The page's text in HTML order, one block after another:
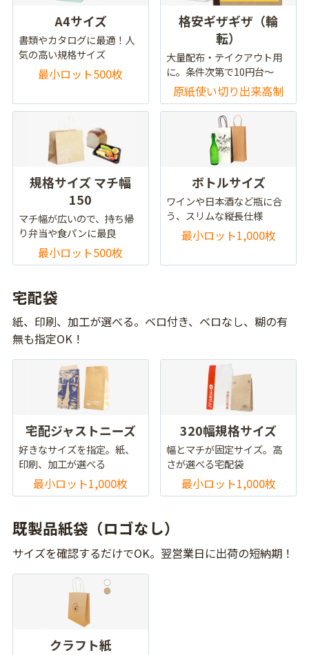
A4サイズ
書類やカタログに最適！人
気の高い規格サイズ
最小ロット500枚
格安ギザギザ（輪
転）
大量配布・テイクアウト用
に。条件次第で10円台～
原紙使い切り出来高制
規格サイズ マチ幅
150
マチ幅が広いので、持ち帰
り弁当や食パンに最良
最小ロット500枚
ボトルサイズ
ワインや日本酒など瓶に合
う、スリムな縦長仕様
最小ロット1,000枚
宅配袋
紙、印刷、加工が選べる。ベロ付き、ベロなし、糊の有
無も指定OK！
宅配ジャストニーズ
好きなサイズを指定。紙、
印刷、加工が選べる
最小ロット1,000枚
320幅規格サイズ
幅とマチが固定サイズ。高
さが選べる宅配袋
最小ロット1,000枚
既製品紙袋（ロゴなし）
サイズを確認するだけでOK。翌営業日に出荷の短納期！
クラフト紙